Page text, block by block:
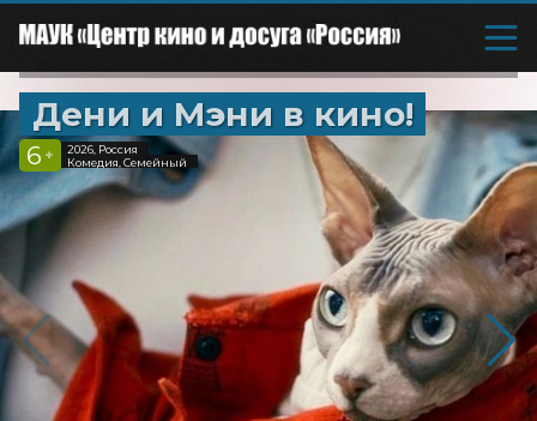
Дени и Мэни в кино!
6 +
2026, Россия
Комедия, Семейный